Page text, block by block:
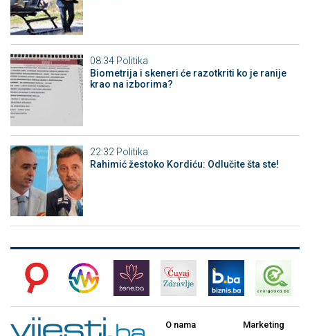
08:34 Politika
Biometrija i skeneri će razotkriti ko je ranije
krao na izborima?
22:32 Politika
Rahimić žestoko Kordiću: Odlučite šta ste!
O nama Marketing